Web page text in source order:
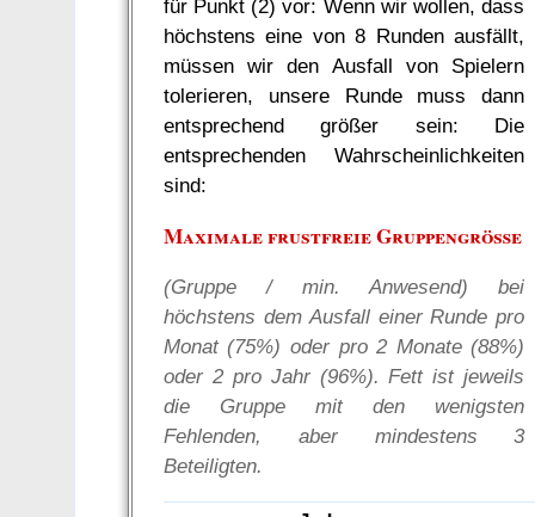
für Punkt (2) vor: Wenn wir wollen, dass
höchstens eine von 8 Runden ausfällt,
müssen wir den Ausfall von Spielern
tolerieren, unsere Runde muss dann
entsprechend größer sein: Die
entsprechenden Wahrscheinlichkeiten
sind:
Maximale frustfreie Gruppengröße
(Gruppe / min. Anwesend) bei
höchstens dem Ausfall einer Runde pro
Monat (75%) oder pro 2 Monate (88%)
oder 2 pro Jahr (96%). Fett ist jeweils
die Gruppe mit den wenigsten
Fehlenden, aber mindestens 3
Beteiligten.